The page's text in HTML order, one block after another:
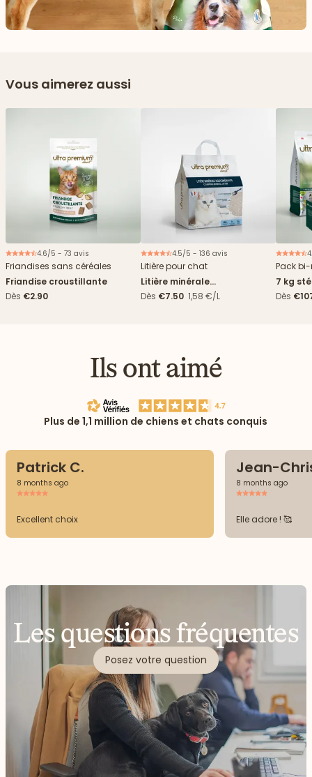
Vous aimerez aussi
4.6/5 - 73 avis
Friandises sans céréales
Friandise croustillante
Dès €2.90
4.5/5 - 136 avis
Litière pour chat
Litière minérale
agglomérante - 5L
Dès €7.50 1,58 €/L
Pack
7 kg
sachets
Dès
Ils ont aimé
Plus de 1,1 million de chiens et chats conquis
Patrick C.
8 months ago
Excellent choix
Jean-
8 months ago
Elle adore ! 🥰
Les questions fréquentes
Posez votre question